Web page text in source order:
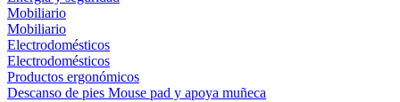
Mobiliario
Mobiliario
Electrodomésticos
Electrodomésticos
Productos ergonómicos
Descanso de pies Mouse pad y apoya muñeca